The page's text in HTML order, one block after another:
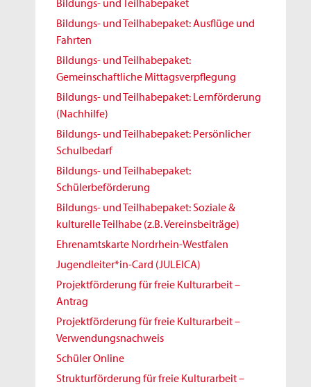
Bildungs- und Teilhabepaket
Bildungs- und Teilhabepaket: Ausflüge und
Fahrten
Bildungs- und Teilhabepaket:
Gemeinschaftliche Mittagsverpflegung
Bildungs- und Teilhabepaket: Lernförderung
(Nachhilfe)
Bildungs- und Teilhabepaket: Persönlicher
Schulbedarf
Bildungs- und Teilhabepaket:
Schülerbeförderung
Bildungs- und Teilhabepaket: Soziale &
kulturelle Teilhabe (z.B. Vereinsbeiträge)
Ehrenamtskarte Nordrhein-Westfalen
Jugendleiter*in-Card (JULEICA)
Projektförderung für freie Kulturarbeit –
Antrag
Projektförderung für freie Kulturarbeit –
Verwendungsnachweis
Schüler Online
Strukturförderung für freie Kulturarbeit –